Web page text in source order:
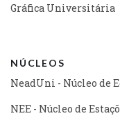
Gráfica Universitária
NÚCLEOS
NeadUni - Núcleo de
NEE - Núcleo de